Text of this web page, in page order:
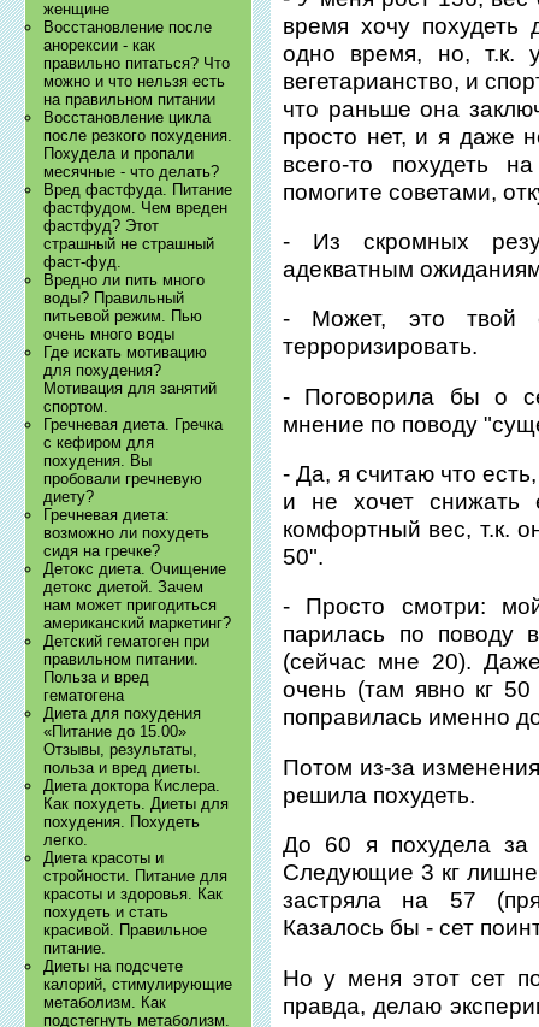
женщине
Восстановление после
анорексии - как
правильно питаться? Что
можно и что нельзя есть
на правильном питании
Восстановление цикла
после резкого похудения.
Похудела и пропали
месячные - что делать?
Вред фастфуда. Питание
фастфудом. Чем вреден
фастфуд? Этот
страшный не страшный
фаст-фуд.
Вредно ли пить много
воды? Правильный
питьевой режим. Пью
очень много воды
Где искать мотивацию
для похудения?
Мотивация для занятий
спортом.
Гречневая диета. Гречка
с кефиром для
похудения. Вы
пробовали гречневую
диету?
Гречневая диета:
возможно ли похудеть
сидя на гречке?
Детокс диета. Очищение
детокс диетой. Зачем
нам может пригодиться
американский маркетинг?
Детский гематоген при
правильном питании.
Польза и вред
гематогена
Диета для похудения
«Питание до 15.00»
Отзывы, результаты,
польза и вред диеты.
Диета доктора Кислера.
Как похудеть. Диеты для
похудения. Похудеть
легко.
Диета красоты и
стройности. Питание для
красоты и здоровья. Как
похудеть и стать
красивой. Правильное
питание.
Диеты на подсчете
калорий, стимулирующие
метаболизм. Как
подстегнуть метаболизм.
время хочу
одно время, но, т.к.
вегетарианство, и
что раньше она
просто нет, и я даже
всего-то похудеть
помогите советами,
- Из скромных
адекватным
- Может, это твой
терроризировать.
- Поговорила бы о
мнение по поводу
- Да, я считаю что
и не хочет снижать
комфортный вес, т.к.
50".
- Просто смотри:
парилась по
(сейчас мне 20).
очень (там явно кг
поправилась именно
Потом из-за
решила похудеть.
До 60 я похудела за
Следующие 3 кг
застряла на 57
Казалось бы - сет
Но у меня этот сет
правда, делаю